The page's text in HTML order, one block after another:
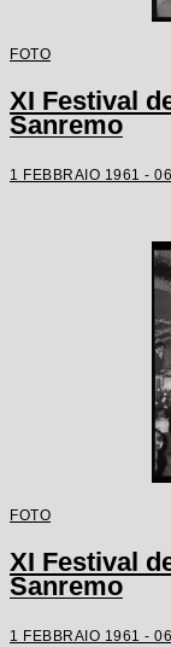
FOTO
XI Festival
Sanremo
1 FEBBRAIO 1961 -
FOTO
XI Festival
Sanremo
1 FEBBRAIO 1961 -